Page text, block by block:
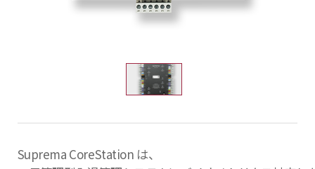
Suprema CoreStation は、